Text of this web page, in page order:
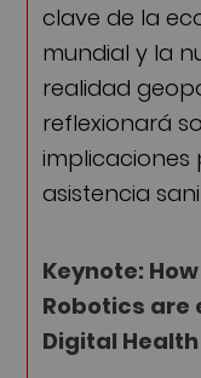
clave de la
mundial y la
realidad
reflexionará
implicaciones
asistencia
Keynote:
Robotics are
Digital Health